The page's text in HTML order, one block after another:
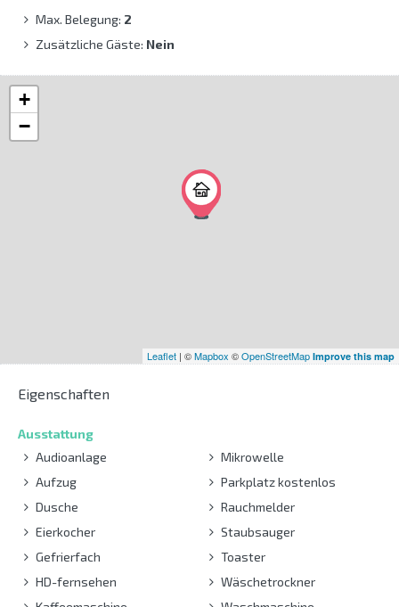
Max. Belegung: 2
Zusätzliche Gäste: Nein
+
−
Leaflet | ©Mapbox ©OpenStreetMap Improve this map
Eigenschaften
Ausstattung
Audioanlage
Aufzug
Dusche
Eierkocher
Gefrierfach
HD-fernsehen
Mikrowelle
Parkplatz kostenlos
Rauchmelder
Staubsauger
Toaster
Wäschetrockner